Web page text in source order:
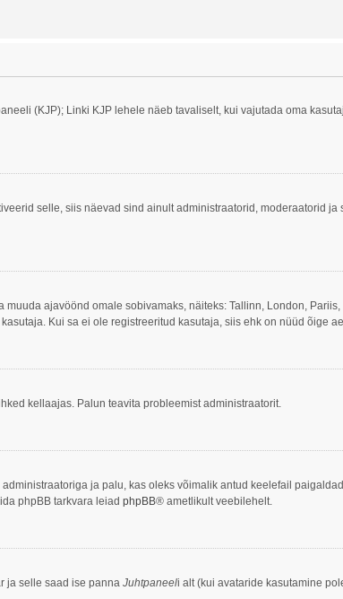
(KJP); Linki KJP lehele näeb tavaliselt, kui vajutada oma
selle, siis näevad sind ainult administraatorid, moderaatorid ja
ajavöönd omale sobivamaks, näiteks: Tallinn, London, Pariis,
Kui sa ei ole registreeritud kasutaja, siis ehk on nüüd õige
kellaajas. Palun teavita probleemist administraatorit.
ja palu, kas oleks võimalik antud keelefail
phpBB tarkvara leiad phpBB® ametlikult veebilehelt.
ja selle saad ise panna Juhtpaneeli alt (kui avataride kasutamine